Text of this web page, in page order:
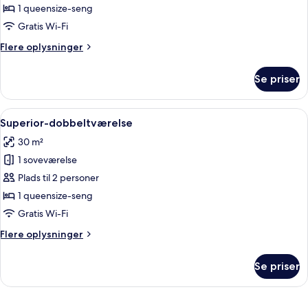
1 queensize-seng
Gratis Wi-Fi
Flere oplysninger
Flere
værelse
Se priser
Indlæs
alle
billeder
af
Superior-
dobbeltværelse
Et moderne hotelværelse med en
12
Superior-dobbeltværelse
30 m²
1 soveværelse
Plads til 2 personer
1 queensize-seng
Gratis Wi-Fi
Flere oplysninger
Flere
dobbeltværelse
Se priser